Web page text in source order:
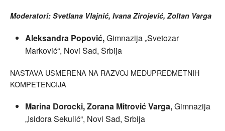
Moderatori: Svetlana Vlajnić, Ivana Zirojević, Zoltan Varga
Aleksandra Popović,Gimnazija „Svetozar
Marković“, Novi Sad, Srbija
NASTAVA USMERENA NA RAZVOJ MEĐUPREDMETNIH
KOMPETENCIJA
Marina Dorocki,Zorana Mitrović Varga,Gimnazija
„Isidora Sekulić“, Novi Sad, Srbija